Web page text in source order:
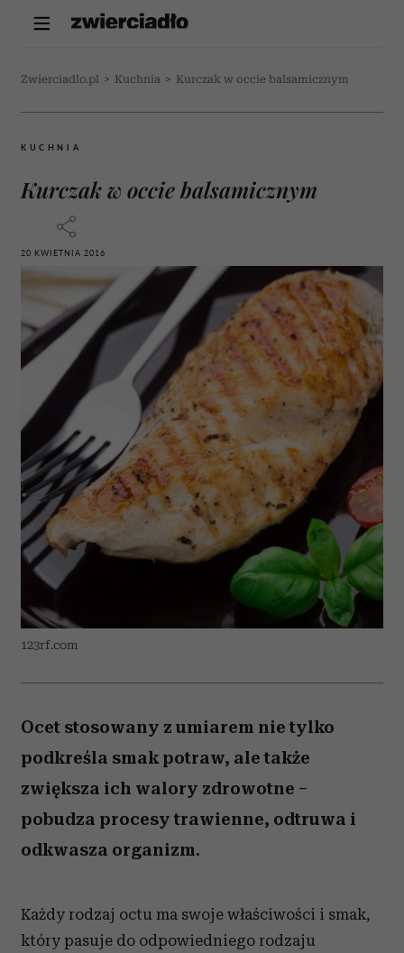
Zwierciadlo.pl > Kuchnia > Kurczak w occie balsamicznym
KUCHNIA
Kurczak w occie balsamicznym
20 KWIETNIA 2016
123rf.com
Ocet stosowany z umiarem nie tylko
podkreśla smak potraw, ale także
zwiększa ich walory zdrowotne –
pobudza procesy trawienne, odtruwa i
odkwasza organizm.
Każdy rodzaj octu ma swoje właściwości i smak,
który pasuje do odpowiedniego rodzaju